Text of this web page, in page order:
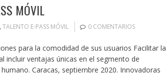
MÓVIL
, TALENTO E-PASS MÓVIL 0 COMENTARIOS
para la comodidad de sus usuarios Facilitar la
incluir ventajas únicas en el segmento de
Caracas, septiembre 2020. Innovadoras